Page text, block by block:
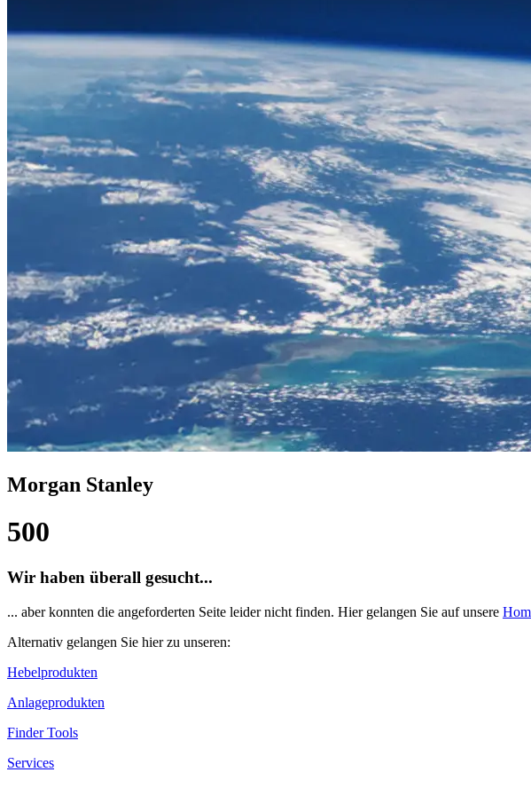
Morgan Stanley
500
Wir haben überall gesucht...
... aber konnten die angeforderten Seite leider nicht finden. Hier gelangen Sie auf unsere
Alternativ gelangen Sie hier zu unseren:
Hebelprodukten
Anlageprodukten
Finder Tools
Services